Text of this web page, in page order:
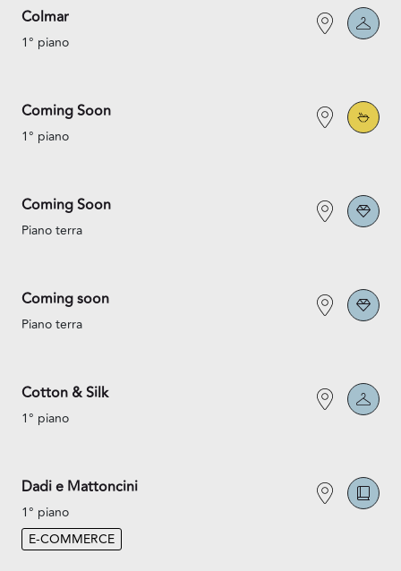
Colmar
1° piano
Coming Soon
1° piano
Coming Soon
Piano terra
Coming soon
Piano terra
Cotton & Silk
1° piano
Dadi e Mattoncini
1° piano
E-COMMERCE